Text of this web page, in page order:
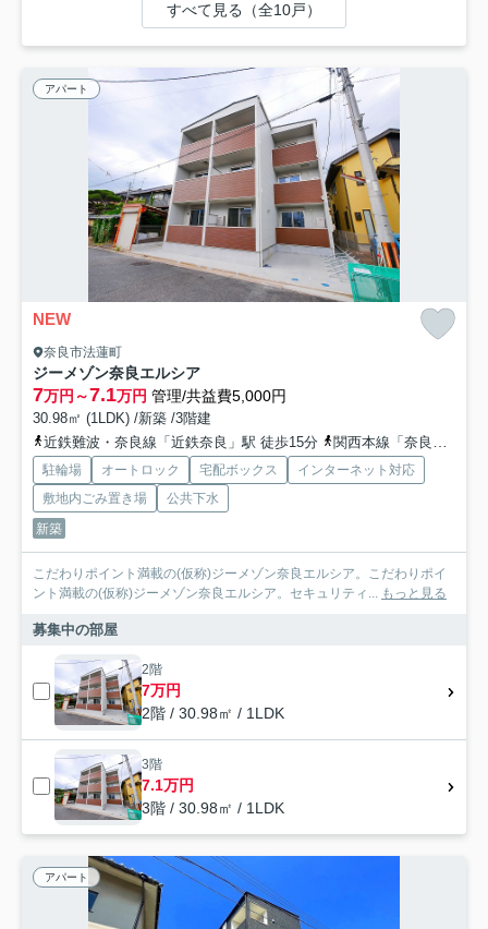
すべて見る（全10戸）
アパート
NEW
奈良市法蓮町
ジーメゾン奈良エルシア
7万円～7.1万円 管理/共益費5,000円
30.98㎡ (1LDK) /新築 /3階建
近鉄難波・奈良線「近鉄奈良」駅 徒歩15分
関西本線「奈良」駅 徒歩16分
駐輪場 オートロック 宅配ボックス
インターネット対応
敷地内ごみ置き場
公共下水
新築
こだわりポイント満載の(仮称)ジーメゾン奈良エルシア。こだわりポイ
ント満載の(仮称)ジーメゾン奈良エルシア。セキュリティ... もっと見る
募集中の部屋
2階
7万円
2階 / 30.98㎡ / 1LDK
3階
7.1万円
3階 / 30.98㎡ / 1LDK
アパート